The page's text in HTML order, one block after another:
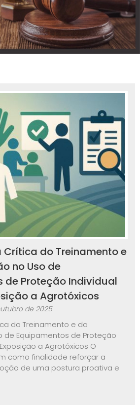
do Treinamento e
no Uso de
de Proteção Individual
a Agrotóxicos
de 2025
do Treinamento e da
de Equipamentos de Proteção
a Agrotóxicos O
como finalidade reforçar a
de uma postura proativa e